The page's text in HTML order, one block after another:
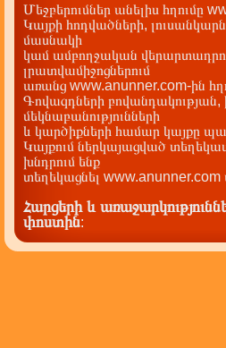
Մեջբերումներ անելիս հղումը
Կայքի հոդվածների,
մասնակի
կամ ամբողջական
լրատվամիջոցներում
առանց www.anunner.com-ին
Գովազդների
մեկնաբանությունների
և կարծիքների համար կայքը
Կայքում ներկայացված
խնդրում ենք
տեղեկացնել
Հարցերի և
փոստին: